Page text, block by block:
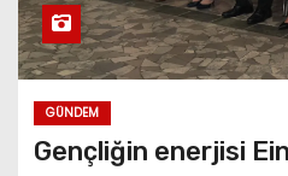
GÜNDEM
Gençliğin enerjisi